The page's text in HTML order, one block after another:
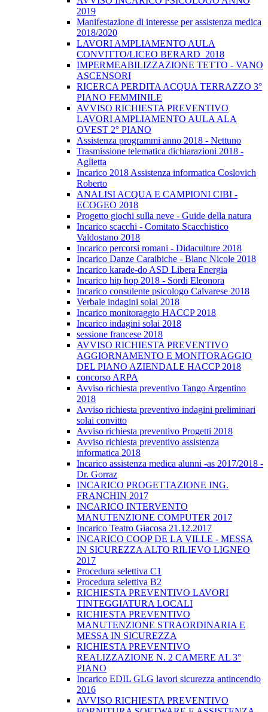
2019
Manifestazione di interesse per assistenza medica
2018/2020
LAVORI AMPLIAMENTO AULA
CONVITTO/LICEO BERARD_2018
IMPERMEABILIZZAZIONE TETTO - VANO
ASCENSORI
RICERCA PERDITA ACQUA TERRAZZO 3°
PIANO FEMMINILE
AVVISO RICHIESTA PREVENTIVO
LAVORI AMPLIAMENTO AULA ALA
OVEST 2° PIANO
Assistenza programmi anno 2018 - Nettuno
Trasmissione telematica dichiarazioni 2018 -
Aglietta
Incarico 2018 Assistenza informatica Coslovich
Roberto
ANALISI ACQUA E CAMPIONI CIBI -
ECOGEO 2018
Progetto giochi sulla neve - Guide della natura
Incarico scacchi - Comitato Scacchistico
Valdostano 2018
Incarico percorsi romani - Didaculture 2018
Incarico Danze Caraibiche - Blanc Nicole 2018
Incarico karade-do ASD Libera Energia
Incarico hip hop 2018 - Sordi Eleonora
Incarico consulente psicologo Calvarese 2018
Verbale indagini solai 2018
Incarico monitoraggio HACCP 2018
Incarico indagini solai 2018
sessione francese 2018
AVVISO RICHIESTA PREVENTIVO
AGGIORNAMENTO E MONITORAGGIO
DEL PIANO AZIENDALE HACCP 2018
concorso ARPA
Avviso richiesta preventivo Tango Argentino
2018
Avviso richiesta preventivo indagini preliminari
solai convitto
Avviso richiesta preventivo Progetti 2018
Avviso richiesta preventivo assistenza
informatica 2018
Incarico assistenza medica alunni -as 2017/2018 -
Dr. Gorraz
INCARICO PROGETTAZIONE ING.
FRANCHIN 2017
INCARICO INTERVENTO
MANUTENZIONE COMPUTER 2017
Incarico Teatro Giacosa 21.12.2017
INCARICO COOP DE LA VILLE - MESSA
IN SICUREZZA ALTO RILIEVO LIGNEO
2017
Procedura selettiva C1
Procedura selettiva B2
RICHIESTA PREVENTIVO LAVORI
TINTEGGIATURA LOCALI
RICHIESTA PREVENTIVO
MANUTENZIONE STRAORDINARIA E
MESSA IN SICUREZZA
RICHIESTA PREVENTIVO
REALIZZAZIONE N. 2 CAMERE AL 3°
PIANO
Incarico EDIL GLG lavori sicurezza antincendio
2016
AVVISO RICHIESTA PREVENTIVO